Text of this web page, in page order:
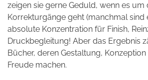
zeigen sie gerne Geduld, wenn es um
Korrekturgänge geht (manchmal sind
absolute Konzentration für Finish,
Druckbegleitung! Aber das Ergebnis
Bücher, deren Gestaltung,
Freude machen.